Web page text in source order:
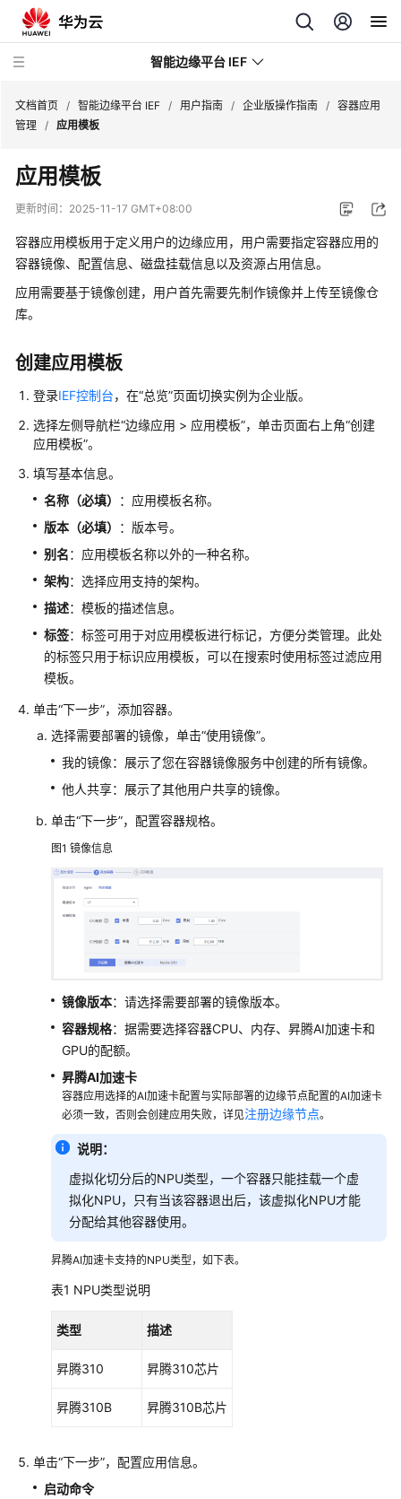
智能边缘平台 IEF
新
动
服
公
产
介
绍
速
入
门
用
户
指
通
过
IAM
予
使
用
的
权
建
边
实
版
操
作
南
企
版
指
南
文档首页 / 智能边缘平台 IEF / 用户指南 / 企业版操作指南 / 容器应用
管理 / 应用模板
应用模板
更新时间： 2025-11-17 GMT+08:00
容器应用模板用于定义用户的边缘应用，用户需要指定容器应用的
容器镜像、配置信息、磁盘挂载信息以及资源占用信息。
应用需要基于镜像创建，用户首先需要先制作镜像并上传至镜像仓
库。
创建应用模板
登录IEF控制台，在“总览”页面切换实例为企业版。
选择左侧导航栏“边缘应用 > 应用模板”，单击页面右上角“创建
应用模板”。
填写基本信息。
名称 （必填）
：应用模板名称。
版本 （必填）
：版本号。
别名：应用模板名称以外的一种名称。
架构：选择应用支持的架构。
描述：模板的描述信息。
标签：标签可用于对应用模板进行标记，方便分类管理。此处
的标签只用于标识应用模板，可以在搜索时使用标签过滤应用
模板。
单击“下一步”，添加容器。
选择需要部署的镜像，单击“使用镜像”。
我的镜像：展示了您在容器镜像服务中创建的所有镜像。
他人共享：展示了其他用户共享的镜像。
单击“下一步”，配置容器规格。
图1 镜像信息
镜像版本：请选择需要部署的镜像版本。
容器规格：据需要选择容器CPU、内存、昇腾AI加速卡和
GPU的配额。
昇腾AI加速卡
容器应用选择的AI加速卡配置与实际部署的边缘节点配置的AI加速卡
必须一致，否则会创建应用失败，详见注册边缘节点。
说明：
虚拟化切分后的NPU类型，一个容器只能挂载一个虚
拟化NPU，只有当该容器退出后，该虚拟化NPU才能
分配给其他容器使用。
昇腾AI加速卡支持的NPU类型，如下表。
表1 NPU类型说明
类型 描述
昇腾310 昇腾310芯片
昇腾310B 昇腾310B芯片
单击“下一步”，配置应用信息。
启动命令